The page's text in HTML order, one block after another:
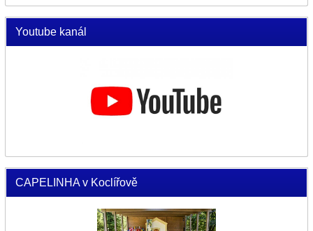
Youtube kanál
CAPELINHA v Koclířově